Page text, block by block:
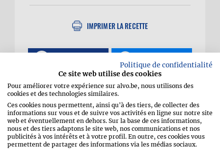
IMPRIMER LA RECETTE
PIN
Politique de confidentialité
Ce site web utilise des cookies
Pour améliorer votre expérience sur alvo.be, nous utilisons des
cookies et des technologies similaires.
Ces cookies nous permettent, ainsi qu'à des tiers, de collecter des
informations sur vous et de suivre vos activités en ligne sur notre site
web et éventuellement en dehors. Sur la base de ces informations,
nous et des tiers adaptons le site web, nos communications et nos
publicités à vos intérêts et à votre profil. En outre, ces cookies vous
permettent de partager des informations via les médias sociaux.